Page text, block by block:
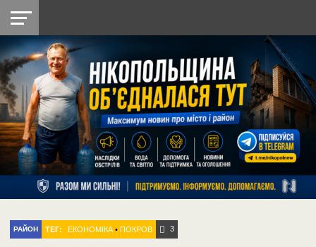
НІКОПОЛЬ
РАЙОН
СІЧЕСЛАВСЬКА
УКРАЇНА
РЕТРО
НІКОПОЛЬ
ЛАЙТ
УКРАЇНА
ДОПОМОГА
РАДІО
РАЙОН ТЕГ: ЕКОНОМІКА •ПОКРОВ 3